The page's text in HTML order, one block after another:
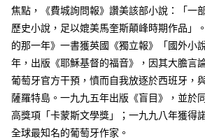
焦點，《費城詢問報》讚美該部小說：「一
歷史小說，足以媲美馬奎斯顛峰時期作品」
的那一年》一書獲英國《獨立報》「國外小
年，出版《耶穌基督的福音》，因其大膽言
葡萄牙官方干預，憤而自我放逐於西班牙，
薩羅特島。一九九五年出版《盲目》，並於
高獎項「卡蒙斯文學獎」；一九九八年獲得
全球最知名的葡萄牙作家。